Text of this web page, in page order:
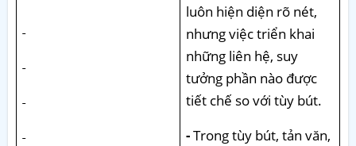
luôn hiện diện rõ nét,
nhưng việc triển khai
những liên hệ, suy
tưởng phần nào được
tiết chế so với tùy bút.
-Trong tùy bút, tản văn,